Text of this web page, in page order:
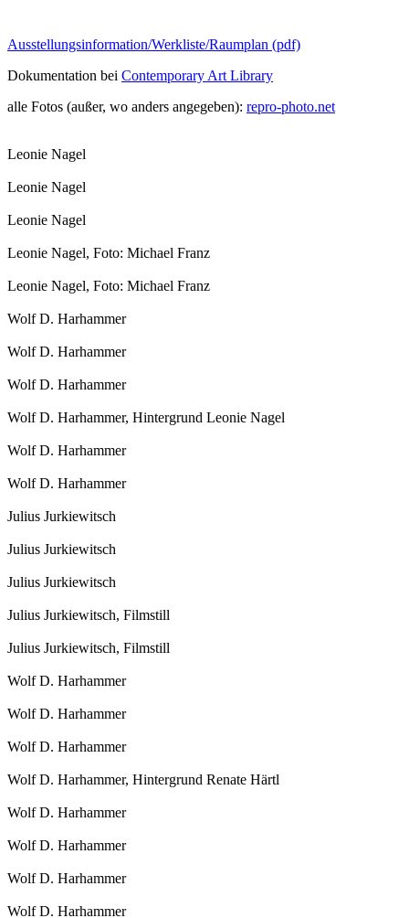
Ausstellungsinformation/Werkliste/Raumplan (pdf)
Dokumentation bei Contemporary Art Library
alle Fotos (außer, wo anders angegeben): repro-photo.net
Leonie Nagel
Leonie Nagel
Leonie Nagel
Leonie Nagel, Foto: Michael Franz
Leonie Nagel, Foto: Michael Franz
Wolf D. Harhammer
Wolf D. Harhammer
Wolf D. Harhammer
Wolf D. Harhammer, Hintergrund Leonie Nagel
Wolf D. Harhammer
Wolf D. Harhammer
Julius Jurkiewitsch
Julius Jurkiewitsch
Julius Jurkiewitsch
Julius Jurkiewitsch, Filmstill
Julius Jurkiewitsch, Filmstill
Wolf D. Harhammer
Wolf D. Harhammer
Wolf D. Harhammer
Wolf D. Harhammer, Hintergrund Renate Härtl
Wolf D. Harhammer
Wolf D. Harhammer
Wolf D. Harhammer
Wolf D. Harhammer